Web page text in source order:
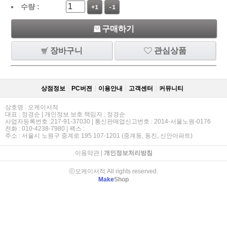
수량 :
+1 -1
구매하기
장바구니 관심상품
상점정보 PC버젼 이용안내 고객센터 커뮤니티
상호명 : 오케이서적
대표 : 정경순 | 개인정보 보호 책임자 : 정경순
사업자등록번호 :217-91-37030 | 통신판매업신고번호 : 2014-서울노원-0176
전화 : 010-4238-7980 | 팩스 :
주소 : 서울시 노원구 중계로 195 107-1201 (중계동, 동진, 신안아파트)
이용약관| 개인정보처리방침
ⓒ오케이서적 All rights reserved.
MakeShop